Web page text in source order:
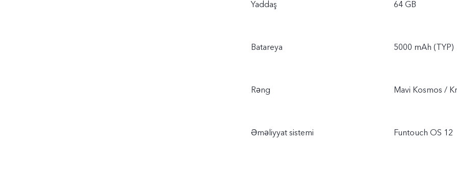
Yaddaş 64 GB
Batareya 5000 mAh (TYP)
Rəng Mavi Kosmos /
Əməliyyat sistemi Funtouch OS 12